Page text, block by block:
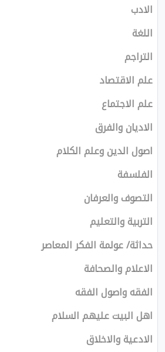
الادب
اللغة
التراجم
علم الاقتصاد
علم الاجتماع
الاديان والفرق
اصول الدين وعلم الكلام
الفلسفة
التصوف والعرفان
التربية والتعليم
حداثة/ عولمة الفكر المعاصر
الاعلام والصحافة
الفقه واصول الفقه
اهل البيت عليهم السلام
الادعية والاخلاق